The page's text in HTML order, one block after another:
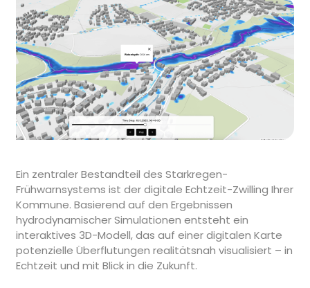
Ein zentraler Bestandteil des Starkregen-
Frühwarnsystems ist der digitale Echtzeit-Zwilling Ihrer
Kommune. Basierend auf den Ergebnissen
hydrodynamischer Simulationen entsteht ein
interaktives 3D-Modell, das auf einer digitalen Karte
potenzielle Überflutungen realitätsnah visualisiert – in
Echtzeit und mit Blick in die Zukunft.